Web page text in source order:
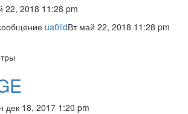
22, 2018 11:28 pm
ua0lldВт май 22, 2018 11:28 pm
дек 18, 2017 1:20 pm